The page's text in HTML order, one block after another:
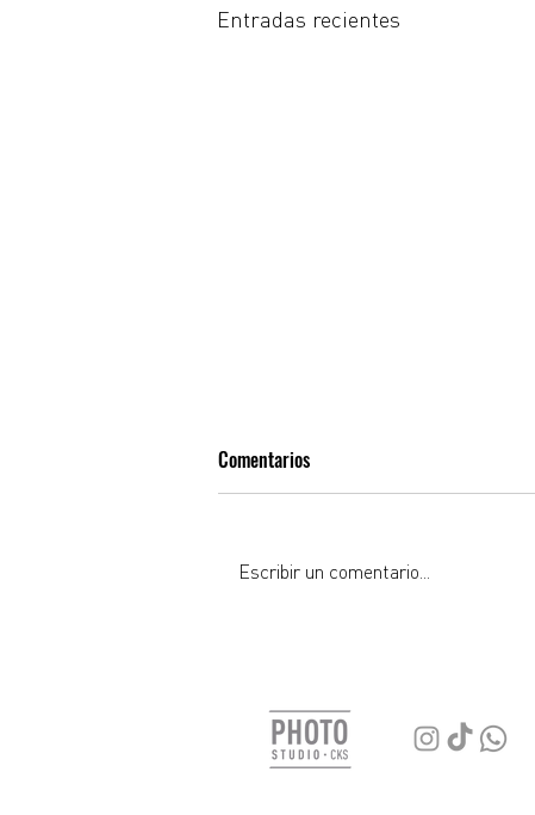
Entradas recientes
Comentarios
Escribir un comentario...